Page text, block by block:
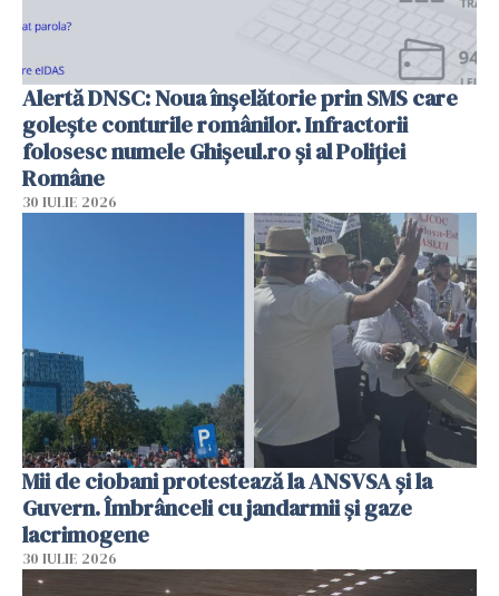
Alertă DNSC: Noua înșelătorie prin SMS care
golește conturile românilor. Infractorii
folosesc numele Ghișeul.ro și al Poliției
Române
30 IULIE 2026
Mii de ciobani protestează la ANSVSA și la
Guvern. Îmbrânceli cu jandarmii și gaze
lacrimogene
30 IULIE 2026